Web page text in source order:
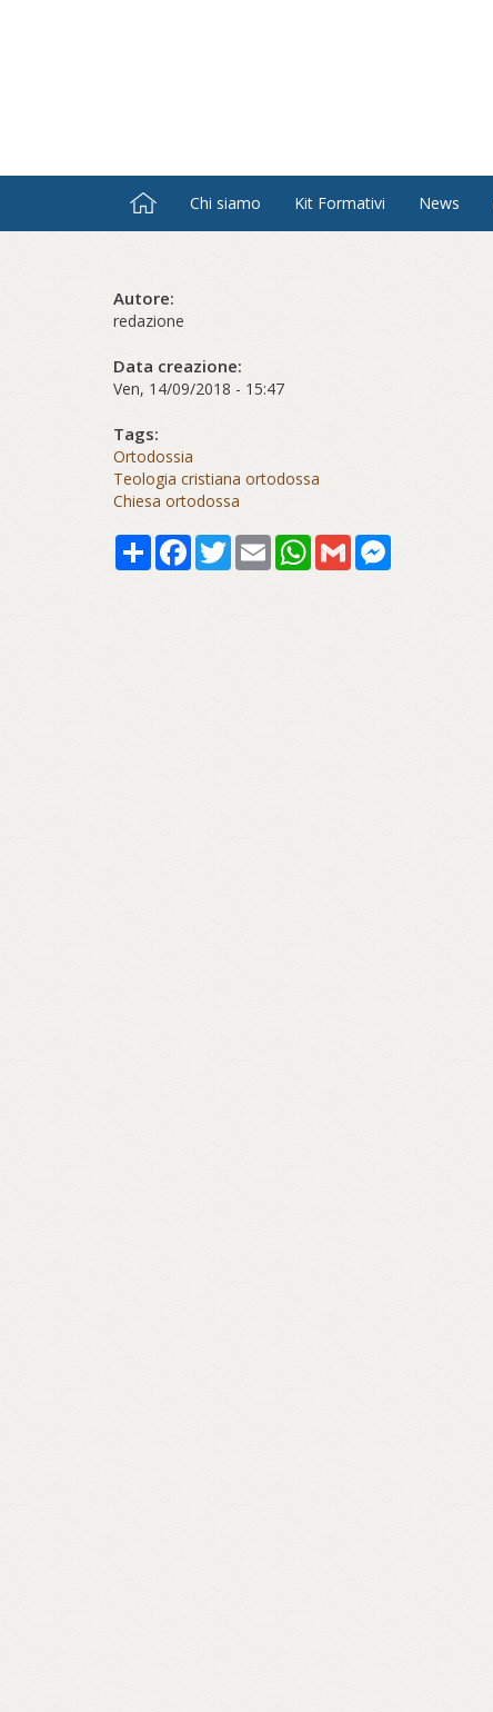
Chi siamo Kit Formativi News
Autore:
redazione
Data creazione:
Ven, 14/09/2018 - 15:47
Tags:
Ortodossia
Teologia cristiana ortodossa
Chiesa ortodossa
Share Facebook
TwitterEmail WhatsApp
Gmail